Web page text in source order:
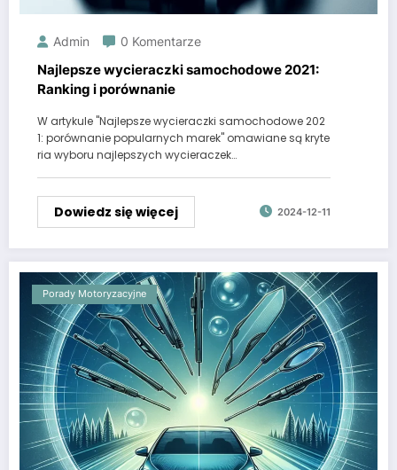
Admin 0 Komentarze
Najlepsze wycieraczki samochodowe 2021:
Ranking i porównanie
W artykule "Najlepsze wycieraczki samochodowe 202
1: porównanie popularnych marek" omawiane są kryte
ria wyboru najlepszych wycieraczek…
Dowiedz się więcej 2024-12-11
Porady Motoryzacyjne